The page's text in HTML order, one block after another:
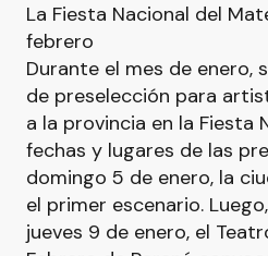
La Fiesta Nacional del
febrero
Durante el mes de enero,
de preselección para
a la provincia en la Fiesta
fechas y lugares de las
domingo 5 de enero, la
el primer escenario.
jueves 9 de enero, el